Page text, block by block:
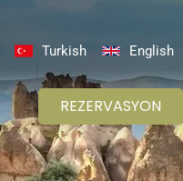
Turkish English
REZERVASYON